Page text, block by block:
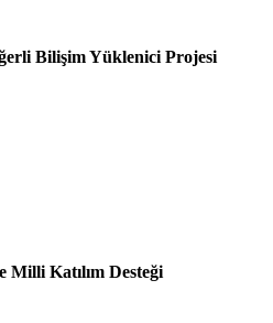
Bilişim Yüklenici Projesi
Milli Katılım Desteği